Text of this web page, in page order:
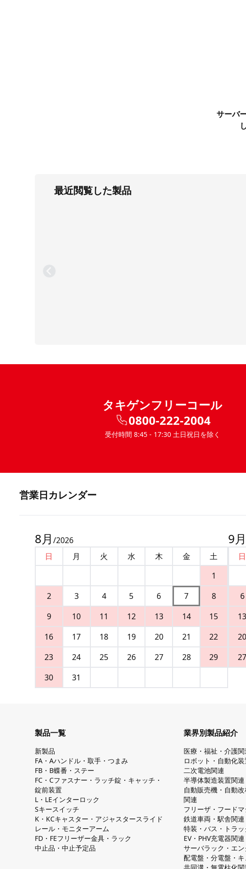
サーバ
最近閲覧した製品
タキゲンフリーコール
0800-222-2004
受付時間 8:45 - 17:30 土日祝日を除く
営業⽇カレンダー
8月 /2026
日
月 火 水 木 金
土
1
2
3 4 5 6 7
8
9
10 11 12 13 14
15
16
17 18 19 20 21
22
23
24 25 26 27 28
29
30
31
9月
日
6
13
20
27
製品一覧
新製品
FA・Aハンドル・取手・つまみ
FB・B蝶番・ステー
FC・Cファスナー・ラッチ錠・キャッチ・
錠前装置
L・LEインターロック
Sキースイッチ
K・KCキャスター・アジャスタースライド
レール・モニターアーム
FD・FEフリーザー金具・ラック
中止品・中止予定品
業界別製品紹介
医療・福祉・介護関
ロボット・自動化
二次電池関連
半導体製造装置関連
自動販売機・自動
関連
フリーザ・フード
鉄道車両・駅舎関連
特装・バス・トラ
EV・PHV充電器関連
サーバラック・エ
配電盤・分電盤・